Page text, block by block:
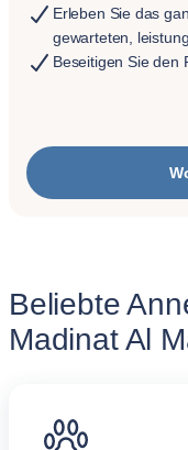
Erleben Sie das
gewarteten,
Beseitigen Sie den
Beliebte
Madinat Al